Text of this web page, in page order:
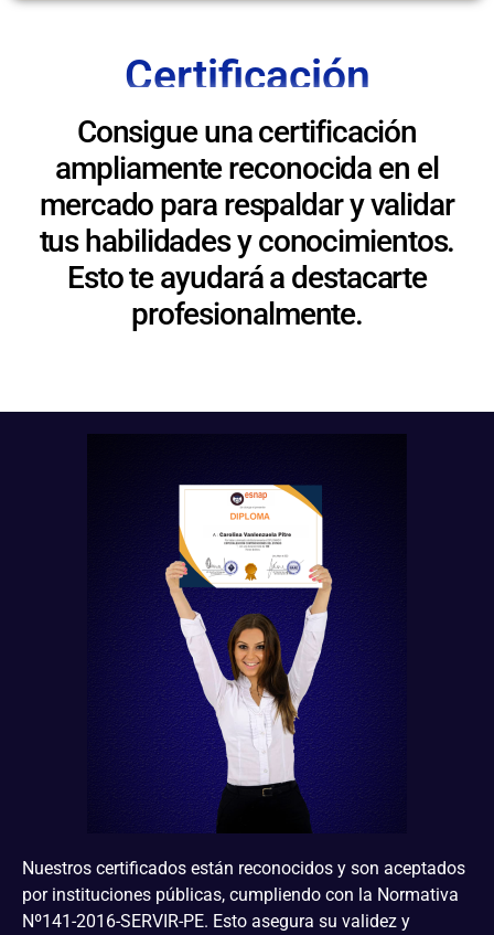
Certificación
Consigue una certificación
ampliamente reconocida en el
mercado para respaldar y validar
tus habilidades y conocimientos.
Esto te ayudará a destacarte
profesionalmente.
Nuestros certificados están reconocidos y son aceptados
por instituciones públicas, cumpliendo con la Normativa
Nº141-2016-SERVIR-PE. Esto asegura su validez y